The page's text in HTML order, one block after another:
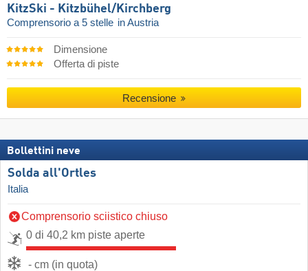
KitzSki - Kitzbühel/​Kirchberg
Comprensorio a 5 stelle in Austria
Dimensione
Offerta di piste
Recensione
Bollettini neve
Solda all'Ortles
Italia
Comprensorio sciistico chiuso
0 di 40,2 km piste aperte
- cm (in quota)